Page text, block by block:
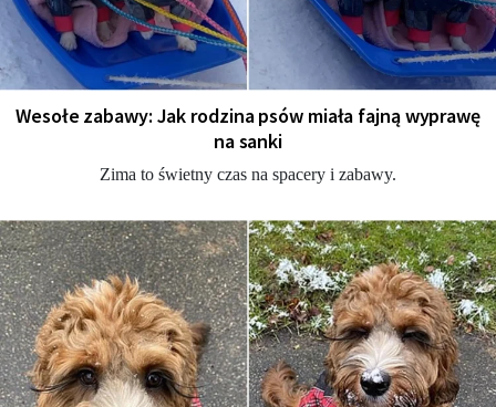
Wesołe zabawy: Jak rodzina psów miała fajną wyprawę
na sanki
Zima to świetny czas na spacery i zabawy.